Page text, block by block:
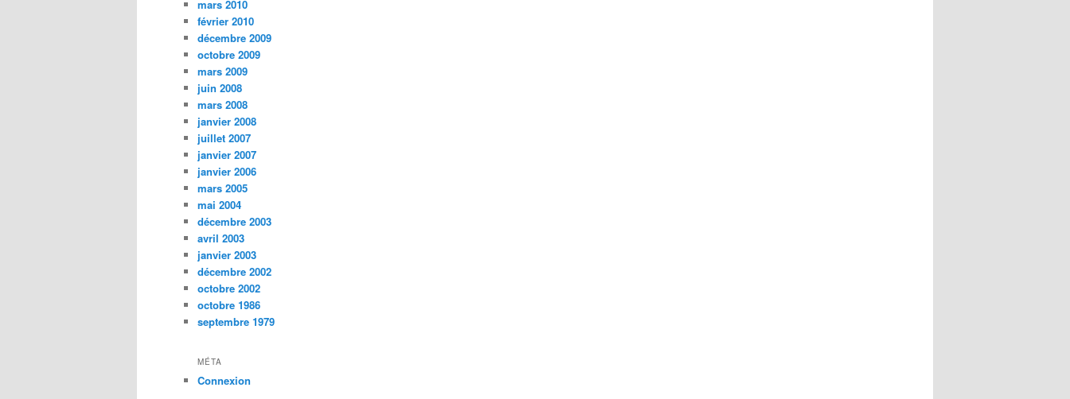
mars 2010
février 2010
décembre 2009
octobre 2009
mars 2009
juin 2008
mars 2008
janvier 2008
juillet 2007
janvier 2007
janvier 2006
mars 2005
mai 2004
décembre 2003
avril 2003
janvier 2003
décembre 2002
octobre 2002
octobre 1986
septembre 1979
MÉTA
Connexion